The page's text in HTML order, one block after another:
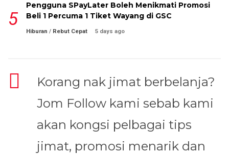
Pengguna SPayLater Boleh Menikmati Promosi
Beli 1 Percuma 1 Tiket Wayang di GSC
Hiburan / Rebut Cepat 5 days ago
Korang nak jimat berbelanja?
Jom Follow kami sebab kami
akan kongsi pelbagai tips
jimat, promosi menarik dan